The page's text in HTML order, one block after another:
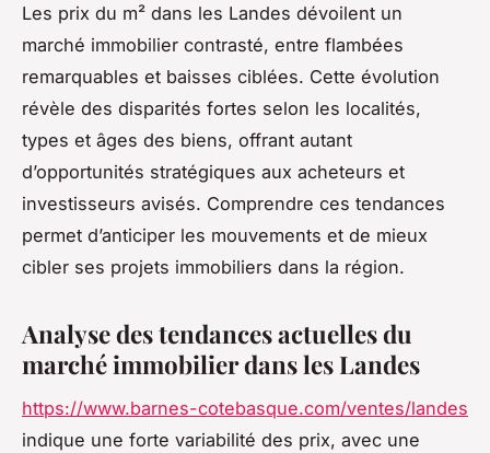
Les prix du m² dans les Landes dévoilent un
marché immobilier contrasté, entre flambées
remarquables et baisses ciblées. Cette évolution
révèle des disparités fortes selon les localités,
types et âges des biens, offrant autant
d’opportunités stratégiques aux acheteurs et
investisseurs avisés. Comprendre ces tendances
permet d’anticiper les mouvements et de mieux
cibler ses projets immobiliers dans la région.
Analyse des tendances actuelles du
marché immobilier dans les Landes
https://www.barnes-cotebasque.com/ventes/landes
indique une forte variabilité des prix, avec une